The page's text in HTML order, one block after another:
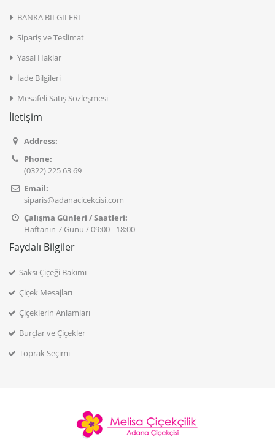
BANKA BILGILERI
Sipariş ve Teslimat
Yasal Haklar
İade Bilgileri
Mesafeli Satış Sözleşmesi
İletişim
Address:
Phone:
(0322) 225 63 69
Email:
siparis@adanacicekcisi.com
Çalışma Günleri / Saatleri:
Haftanın 7 Günü / 09:00 - 18:00
Faydalı Bilgiler
Saksı Çiçeği Bakımı
Çiçek Mesajları
Çiçeklerin Anlamları
Burçlar ve Çiçekler
Toprak Seçimi